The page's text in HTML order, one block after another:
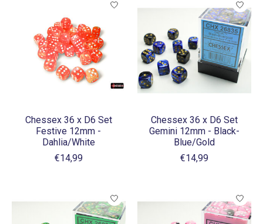
Chessex 36 x D6 Set
Festive 12mm -
Dahlia/White
€14,99
Chessex 36 x D6 Set
Gemini 12mm - Black-
Blue/Gold
€14,99